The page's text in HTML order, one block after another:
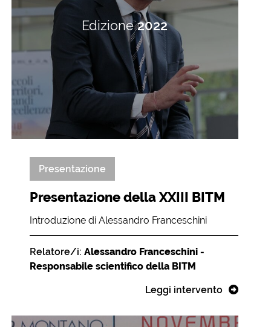
Edizione2022
Presentazione
Presentazione della XXIII BITM
Introduzione di Alessandro Franceschini
Relatore/i: Alessandro Franceschini -
Responsabile scientifico della BITM
Leggi intervento